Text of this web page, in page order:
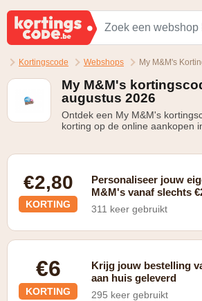
Kortingscode Webshops My M&M's
My M&M's
augustus 2026
Ontdek een My M&M's
korting op de online aankopen
€2,80
KORTING
Personaliseer jouw
M&M's vanaf slechts
311 keer gebruikt
€6
KORTING
Krijg jouw bestelling
aan huis geleverd
295 keer gebruikt